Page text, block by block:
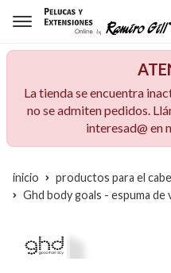
La tienda se encuentra
no se admiten pedidos.
interesad@ en
inicio
productos para el
Ghd body goals - espuma de